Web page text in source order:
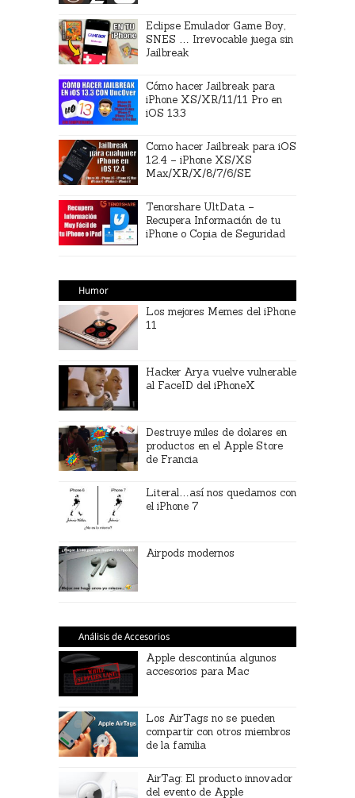
Eclipse Emulador Game Boy,
SNES … Irrevocable juega sin
Jailbreak
Cómo hacer Jailbreak para
iPhone XS/XR/11/11 Pro en
iOS 13.3
Como hacer Jailbreak para iOS
12.4 – iPhone XS/XS
Max/XR/X/8/7/6/SE
Tenorshare UltData –
Recupera Información de tu
iPhone o Copia de Seguridad
Humor
Los mejores Memes del iPhone
11
Hacker Arya vuelve vulnerable
al FaceID del iPhoneX
Destruye miles de dolares en
productos en el Apple Store
de Francia
Literal…así nos quedamos con
el iPhone 7
Airpods modernos
Análisis de Accesorios
Apple descontinúa algunos
accesorios para Mac
Los AirTags no se pueden
compartir con otros miembros
de la familia
AirTag: El producto innovador
del evento de Apple